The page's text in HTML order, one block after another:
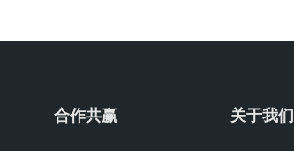
合作共赢 关于我们